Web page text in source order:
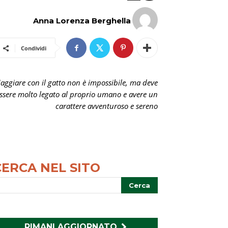
Anna Lorenza Berghella
Condividi
con il gatto non è impossibile, ma deve
molto legato al proprio umano e avere un
carattere avventuroso e sereno
NEL SITO